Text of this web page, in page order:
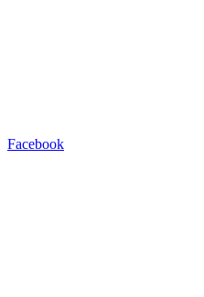
Facebook